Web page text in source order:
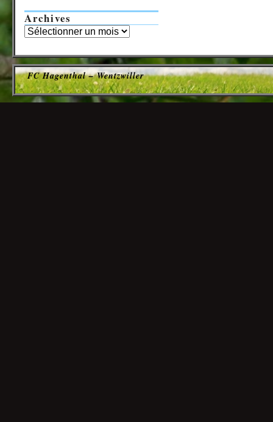
Archives
FC Hagenthal – Wentzwiller